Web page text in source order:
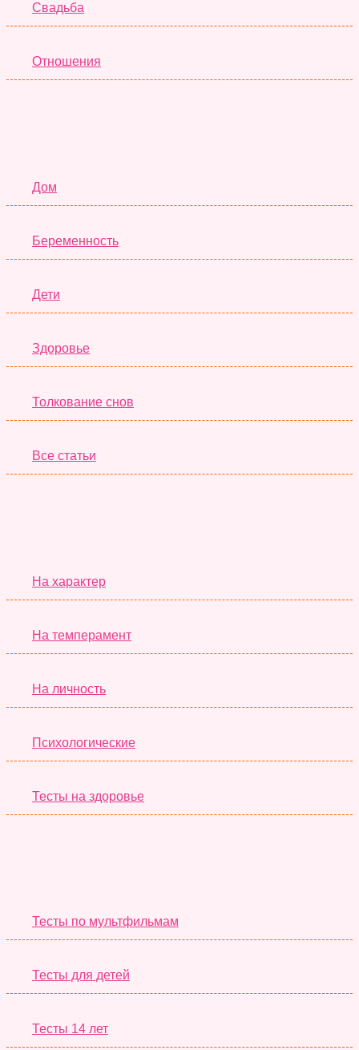
Свадьба
Отношения
Дом
Беременность
Дети
Здоровье
Толкование снов
Все статьи
На характер
На темперамент
На личность
Психологические
Тесты на здоровье
Тесты по мультфильмам
Тесты для детей
Тесты 14 лет